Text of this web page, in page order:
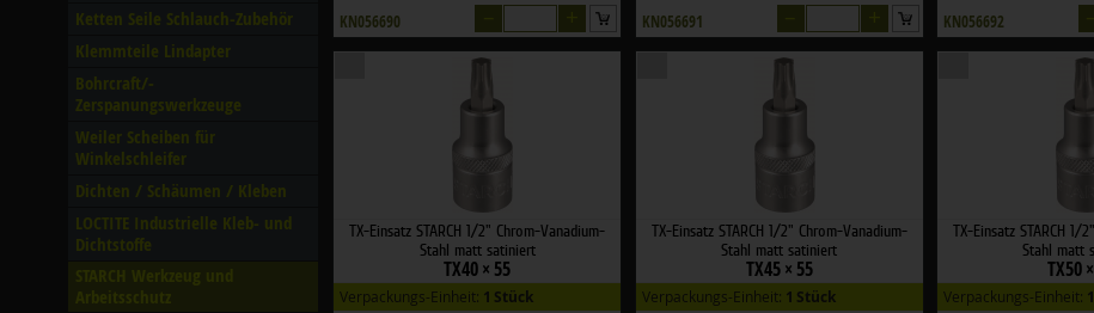
Ketten Seile Schlauch-Zubehör
Klemmteile Lindapter
Bohrcraft/­
Zerspanungswerkzeuge
Weiler Scheiben für
Winkelschleifer
Dichten /­ Schäumen /­ Kleben
LOCTITE Industrielle Kleb- und
Dichtstoffe
KN056690 KN056691 KN056692
TX-Einsatz STARCH 1/2" Chrom-Vanadium-
Stahl matt satiniert
TX40 × 55
Verpackungs-Einheit: 1 Stück
TX-Einsatz STARCH 1/2" Chrom-Vanadium-
Stahl matt satiniert
TX45 × 55
Verpackungs-Einheit: 1 Stück
TX-Einsatz STARCH 1/
Stahl matt
TX50
Verpackungs-Einheit: